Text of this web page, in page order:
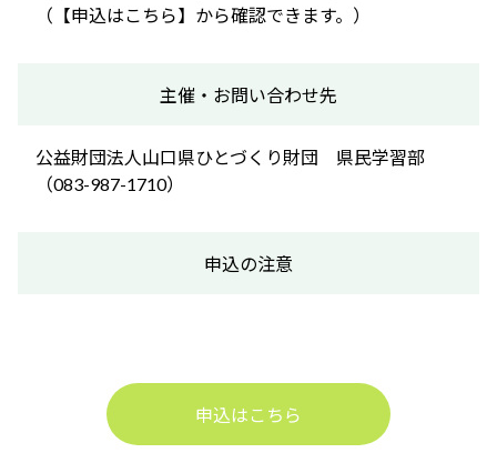
（【申込はこちら】から確認できます。）
主催・お問い合わせ先
公益財団法人山口県ひとづくり財団 県民学習部
（083-987-1710）
申込の注意
申込はこちら